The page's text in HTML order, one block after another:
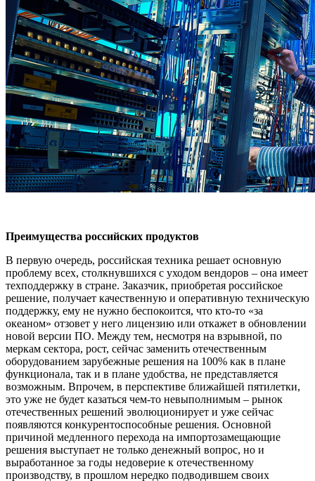
Преимущества российских продуктов
В первую очередь, российская техника решает основную
проблему всех, столкнувшихся с уходом вендоров – она имеет
техподдержку в стране. Заказчик, приобретая российское
решение, получает качественную и оперативную техническую
поддержку, ему не нужно беспокоится, что кто-то «за
океаном» отзовет у него лицензию или откажет в обновлении
новой версии ПО. Между тем, несмотря на взрывной, по
меркам сектора, рост, сейчас заменить отечественным
оборудованием зарубежные решения на 100% как в плане
функционала, так и в плане удобства, не представляется
возможным. Впрочем, в перспективе ближайшей пятилетки,
это уже не будет казаться чем-то невыполнимым – рынок
отечественных решений эволюционирует и уже сейчас
появляются конкурентоспособные решения. Основной
причиной медленного перехода на импортозамещающие
решения выступает не только денежный вопрос, но и
выработанное за годы недоверие к отечественному
производству, в прошлом нередко подводившем своих